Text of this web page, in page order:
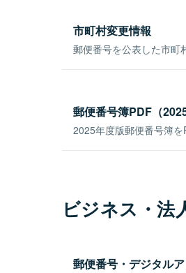
市町村変更情報
郵便番号を公表した市町
郵便番号簿PDF（
2025年度版郵便番号簿を
ビジネス・法
郵便番号・デジタル